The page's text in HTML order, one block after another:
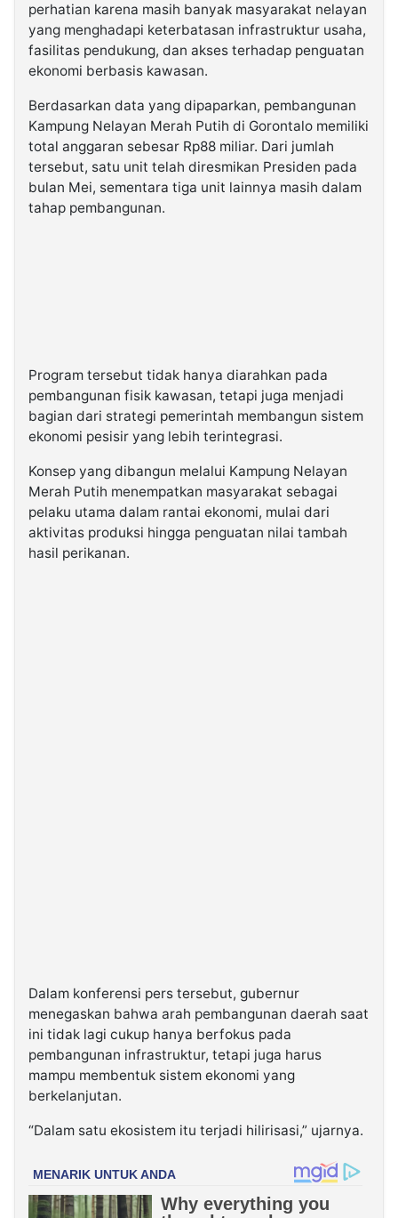
perhatian karena masih banyak masyarakat nelayan
yang menghadapi keterbatasan infrastruktur usaha,
fasilitas pendukung, dan akses terhadap penguatan
ekonomi berbasis kawasan.
Berdasarkan data yang dipaparkan, pembangunan
Kampung Nelayan Merah Putih di Gorontalo memiliki
total anggaran sebesar Rp88 miliar. Dari jumlah
tersebut, satu unit telah diresmikan Presiden pada
bulan Mei, sementara tiga unit lainnya masih dalam
tahap pembangunan.
Program tersebut tidak hanya diarahkan pada
pembangunan fisik kawasan, tetapi juga menjadi
bagian dari strategi pemerintah membangun sistem
ekonomi pesisir yang lebih terintegrasi.
Konsep yang dibangun melalui Kampung Nelayan
Merah Putih menempatkan masyarakat sebagai
pelaku utama dalam rantai ekonomi, mulai dari
aktivitas produksi hingga penguatan nilai tambah
hasil perikanan.
Dalam konferensi pers tersebut, gubernur
menegaskan bahwa arah pembangunan daerah saat
ini tidak lagi cukup hanya berfokus pada
pembangunan infrastruktur, tetapi juga harus
mampu membentuk sistem ekonomi yang
berkelanjutan.
“Dalam satu ekosistem itu terjadi hilirisasi,” ujarnya.